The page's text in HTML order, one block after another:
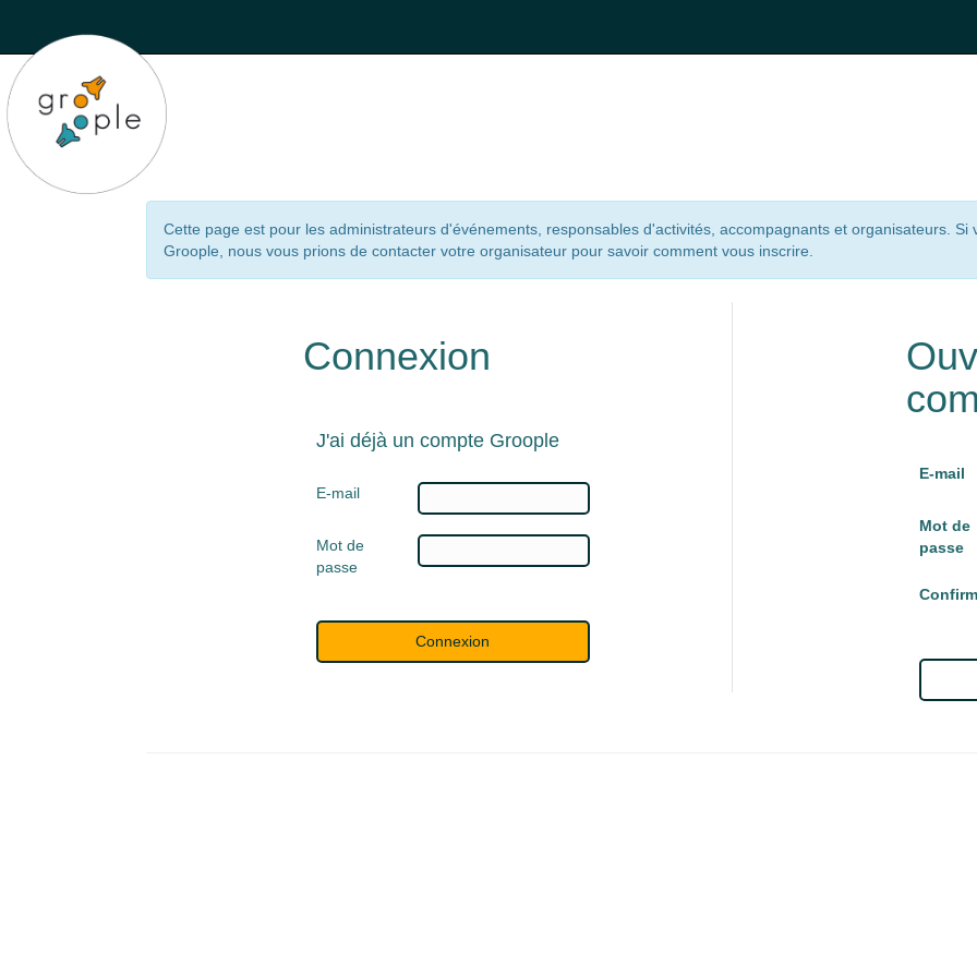
Cette page est pour les administrateurs d'événements, responsables d'activités, accompagnants et organisateurs.
Groople, nous vous prions de contacter votre organisateur pour savoir comment vous inscrire.
Connexion
J'ai déjà un compte Groople
E-mail
Mot de
passe
E-mail
Mot de
passe